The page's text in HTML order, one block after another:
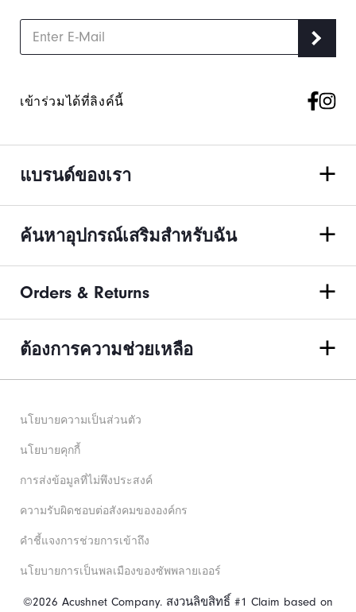
เข้าร่วมได้ที่ลิงค์นี้
แบรนด์ของเรา
ค้นหาอุปกรณ์เสริมสำหรับฉัน
Orders & Returns
ต้องการความช่วยเหลือ
©2026 Acushnet Company. สงวนลิขสิทธิ์ #1 Claim based on
นโยบายความเป็นส่วนตัว
นโยบายคุกกี้
การส่งข้อมูลที่ไม่พึงประสงค์
ความรับผิดชอบต่อสังคมขององค์กร
คําชี้แจงการช่วยการเข้าถึง
นโยบายการเป็นพลเมืองของซัพพลายเออร์